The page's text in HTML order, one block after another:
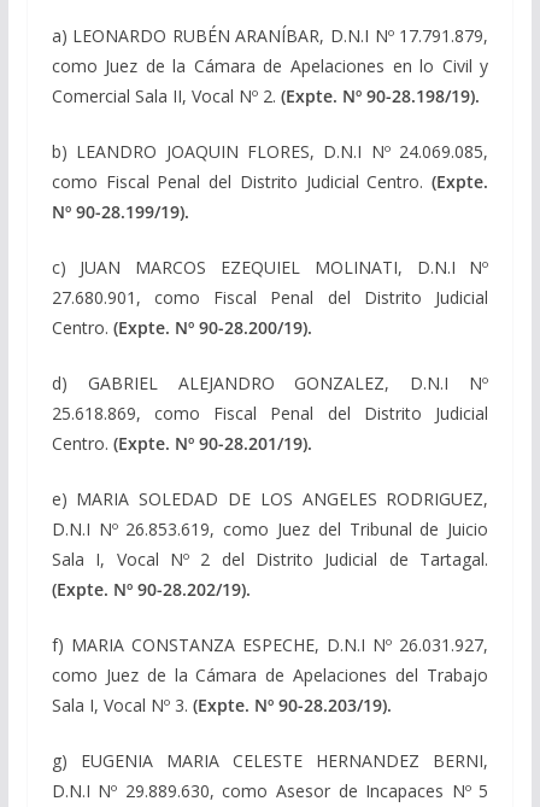
a) LEONARDO RUBÉN ARANÍBAR, D.N.I Nº 17.791.879,
como Juez de la Cámara de Apelaciones en lo Civil y
Comercial Sala II, Vocal Nº 2. (Expte. Nº 90-28.198/19).
b) LEANDRO JOAQUIN FLORES, D.N.I Nº 24.069.085,
como Fiscal Penal del Distrito Judicial Centro.(Expte.
Nº 90-28.199/19).
c) JUAN MARCOS EZEQUIEL MOLINATI, D.N.I Nº
27.680.901, como Fiscal Penal del Distrito Judicial
Centro. (Expte. Nº 90-28.200/19).
d) GABRIEL ALEJANDRO GONZALEZ, D.N.I Nº
25.618.869, como Fiscal Penal del Distrito Judicial
Centro. (Expte. Nº 90-28.201/19).
e) MARIA SOLEDAD DE LOS ANGELES RODRIGUEZ,
D.N.I Nº 26.853.619, como Juez del Tribunal de Juicio
Sala I, Vocal Nº 2 del Distrito Judicial de Tartagal.
(Expte. Nº 90-28.202/19).
f) MARIA CONSTANZA ESPECHE, D.N.I Nº 26.031.927,
como Juez de la Cámara de Apelaciones del Trabajo
Sala I, Vocal Nº 3. (Expte. Nº 90-28.203/19).
g) EUGENIA MARIA CELESTE HERNANDEZ BERNI,
D.N.I Nº 29.889.630, como Asesor de Incapaces Nº 5